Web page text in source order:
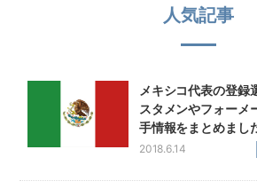
人気記事
メキシコ代表の登録
スタメンやフォーメ
手情報をまとめまし
2018.6.14